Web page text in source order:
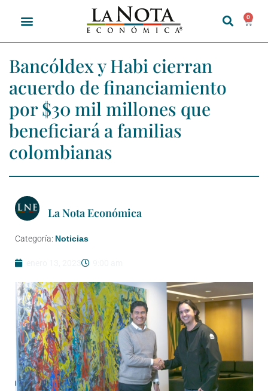
0
Bancóldex y Habi cierran
acuerdo de financiamiento
por $30 mil millones que
beneficiará a familias
colombianas
La Nota Económica
Categoría: Noticias